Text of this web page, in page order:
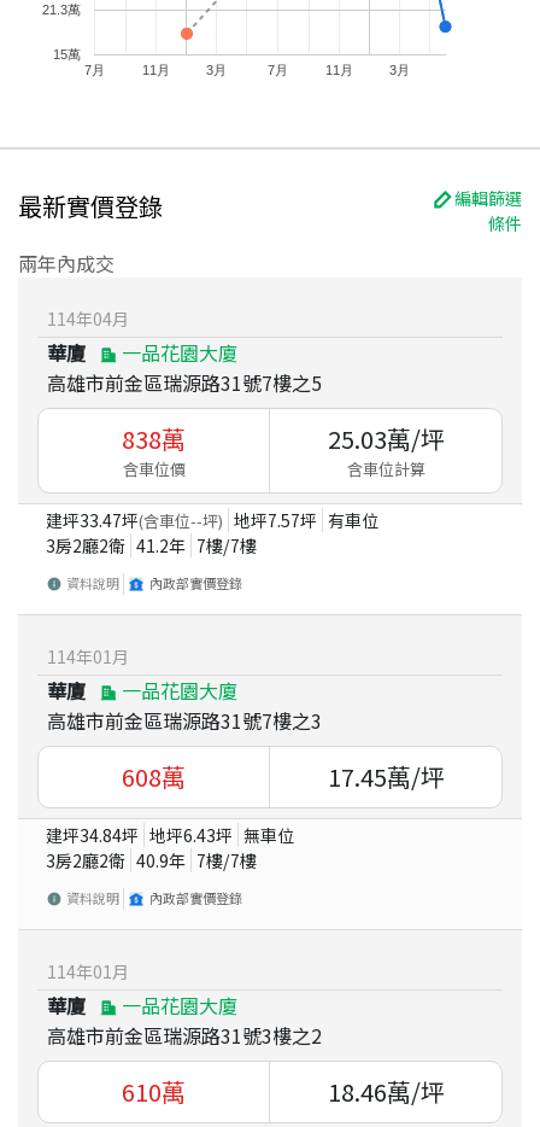
7月 11月 3月 7月 11月 3月
15萬
21.3萬
最新實價登錄
編輯篩選
條件
兩年內成交
114年04月
華廈
一品花園大廈
高雄市前金區瑞源路31號7樓之5
838萬
含車位價
25.03萬/坪
含車位計算
建坪33.47坪(含車位--坪) 地坪7.57坪 有車位
3房2廳2衛 41.2年 7樓/7樓
資料說明 內政部實價登錄
114年01 月
華廈
一品花園大廈
高雄市前金區瑞源路31號7樓之3
608萬 17.45萬/坪
建坪34.84坪 地坪6.43坪 無車位
3房2廳2衛 40.9年 7樓/7樓
資料說明 內政部實價登錄
114年01月
華廈
一品花園大廈
高雄市前金區瑞源路31號3樓之2
610萬 18.46萬/坪